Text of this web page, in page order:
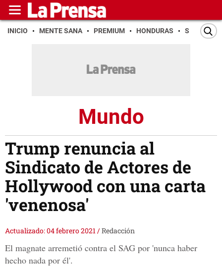
INICIO MENTE SANA PREMIUM HONDURAS SAN PEDRO
Mundo
Trump renuncia al
Sindicato de Actores de
Hollywood con una carta
'venenosa'
Actualizado: 04 febrero 2021/Redacción
El magnate arremetió contra el SAG por 'nunca haber
hecho nada por él'.